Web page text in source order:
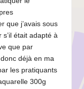
que j’avais sous
était adapté à
que par
déjà en ma
les pratiquants
300g